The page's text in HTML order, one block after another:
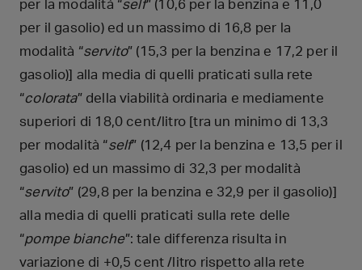
per la modalità “self” (10,6 per la benzina e 11,0
per il gasolio) ed un massimo di 16,8 per la
modalità “servito” (15,3 per la benzina e 17,2 per il
gasolio)] alla media di quelli praticati sulla rete
“colorata” della viabilità ordinaria e mediamente
superiori di 18,0 cent/litro [tra un minimo di 13,3
per modalità “self” (12,4 per la benzina e 13,5 per il
gasolio) ed un massimo di 32,3 per modalità
“servito” (29,8 per la benzina e 32,9 per il gasolio)]
alla media di quelli praticati sulla rete delle
“pompe bianche”: tale differenza risulta in
variazione di +0,5 cent /litro rispetto alla rete